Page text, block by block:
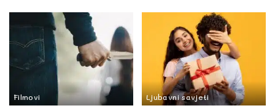
Filmovi Ljubavni savjeti